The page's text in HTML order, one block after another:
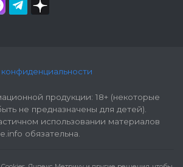
продукции: 18+ (некоторые
не предназначены для детей).
использовании материалов
обязательна.